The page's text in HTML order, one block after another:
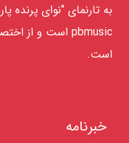
به تارنمای "نوای
است.
خبرنامه